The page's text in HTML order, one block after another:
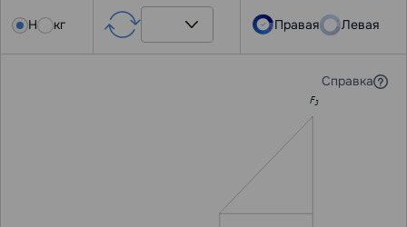
Н кг Правая Левая
Справка
F3